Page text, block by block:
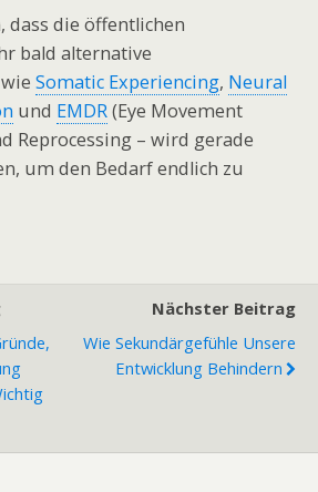
dass die öffentlichen
bald alternative
Somatic Experiencing, Neural
und EMDR(Eye Movement
Reprocessing – wird gerade
um den Bedarf endlich zu
Nächster Beitrag
Wie Sekundärgefühle Unsere
Entwicklung Behindern